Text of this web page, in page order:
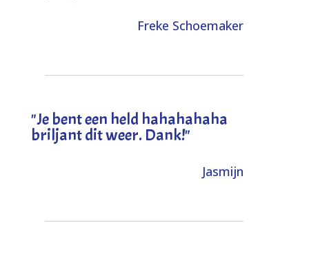
Freke Schoemaker
"Je bent een held hahahahaha
briljant dit weer. Dank!"
Jasmijn